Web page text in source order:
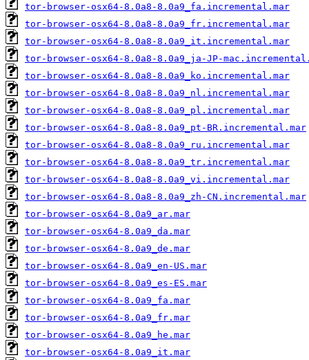
tor-browser-osx64-8.0a8-8.0a9_fa.incremental.mar
tor-browser-osx64-8.0a8-8.0a9_fr.incremental.mar
tor-browser-osx64-8.0a8-8.0a9_it.incremental.mar
tor-browser-osx64-8.0a8-8.0a9_ja-JP-
tor-browser-osx64-8.0a8-8.0a9_ko.incremental.mar
tor-browser-osx64-8.0a8-8.0a9_nl.incremental.mar
tor-browser-osx64-8.0a8-8.0a9_pl.incremental.mar
tor-browser-osx64-8.0a8-8.0a9_pt-BR.incremental.mar
tor-browser-osx64-8.0a8-8.0a9_ru.incremental.mar
tor-browser-osx64-8.0a8-8.0a9_tr.incremental.mar
tor-browser-osx64-8.0a8-8.0a9_vi.incremental.mar
tor-browser-osx64-8.0a8-8.0a9_zh-CN.incremental.mar
tor-browser-osx64-8.0a9_ar.mar
tor-browser-osx64-8.0a9_da.mar
tor-browser-osx64-8.0a9_de.mar
tor-browser-osx64-8.0a9_en-US.mar
tor-browser-osx64-8.0a9_es-ES.mar
tor-browser-osx64-8.0a9_fa.mar
tor-browser-osx64-8.0a9_fr.mar
tor-browser-osx64-8.0a9_he.mar
tor-browser-osx64-8.0a9_it.mar